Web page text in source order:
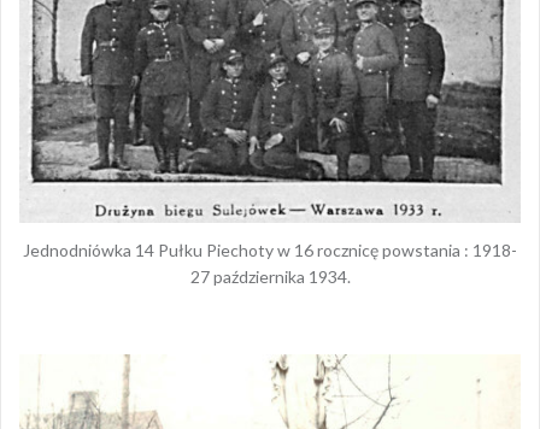
Jednodniówka 14 Pułku Piechoty w 16 rocznicę powstania : 1918-
27 października 1934.